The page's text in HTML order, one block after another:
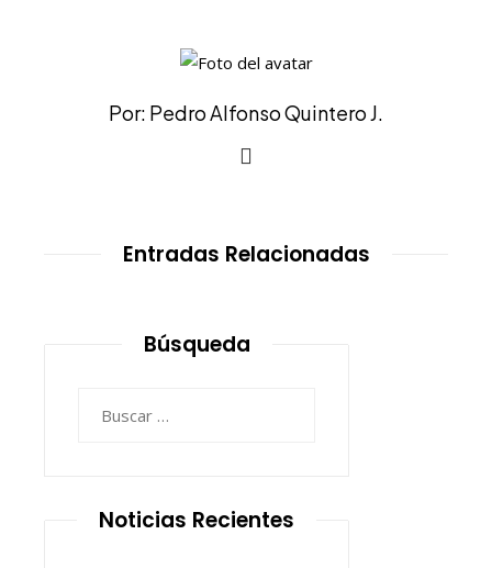
Por: Pedro Alfonso Quintero J.
Entradas Relacionadas
Búsqueda
Noticias Recientes